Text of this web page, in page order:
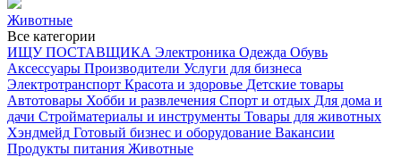
Животные
Все категории
ИЩУ ПОСТАВЩИКА Электроника Одежда Обувь
Аксессуары Производители Услуги для бизнеса
Электротранспорт Красота и здоровье Детские товары
Автотовары Хобби и развлечения Спорт и отдых Для дома и
дачи Стройматериалы и инструменты Товары для животных
Хэндмейд Готовый бизнес и оборудование Вакансии
Продукты питания Животные